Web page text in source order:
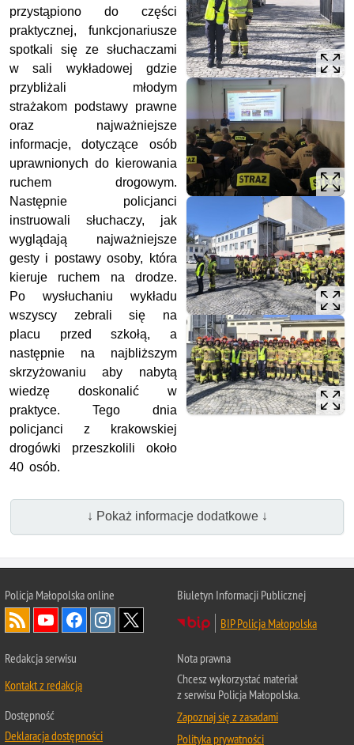
przystąpiono do części
praktycznej, funkcjonariusze
spotkali się ze słuchaczami
w sali wykładowej gdzie
przybliżali młodym
strażakom podstawy prawne
oraz najważniejsze
informacje, dotyczące osób
uprawnionych do kierowania
ruchem drogowym.
Następnie policjanci
instruowali słuchaczy, jak
wyglądają najważniejsze
gesty i postawy osoby, która
kieruje ruchem na drodze.
Po wysłuchaniu wykładu
wszyscy zebrali się na
placu przed szkołą, a
następnie na najbliższym
skrzyżowaniu aby nabytą
wiedzę doskonalić w
praktyce. Tego dnia
policjanci z krakowskiej
drogówki przeszkolili około
40 osób.
↓ Pokaż informacje dodatkowe ↓
Policja Małopolska online
Biuletyn Informacji Publicznej
BIP Policja Małopolska
Redakcja serwisu
Kontakt z redakcją
Dostępność
Deklaracja dostępności
Nota prawna
Chcesz wykorzystać materiał
z serwisu Policja Małopolska.
Zapoznaj się z zasadami
Polityka prywatności